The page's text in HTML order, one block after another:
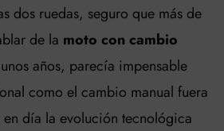
dos ruedas, seguro que más de
de la moto con cambio
años, parecía impensable
como el cambio manual fuera
día la evolución tecnológica